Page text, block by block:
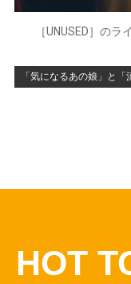
［UNUSED］の
「気になるあの娘」と「
HOT